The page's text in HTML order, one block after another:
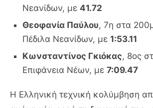
Νεανίδων, με 41.72
Θεοφανία Παύλου, 7η στα
Πέδιλα Νεανίδων, με 1:53.11
Κωνσταντίνος Γκιόκας, 8ος
Επιφάνεια Νέων, με 7:09.47
Η Ελληνική τεχνική κολύμβηση